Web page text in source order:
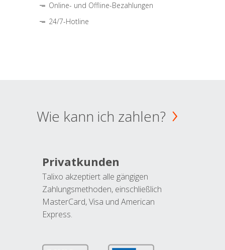
Online- und Offline-Bezahlungen
24/7-Hotline
Wie kann ich zahlen?
Privatkunden
Talixo akzeptiert alle gängigen
Zahlungsmethoden, einschließlich
MasterCard, Visa und American
Express.